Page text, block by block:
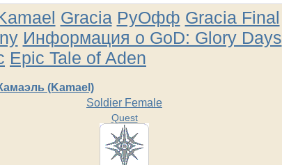
Gracia РуОфф Gracia Final
Информация о GoD: Glory Days
Epic Tale of Aden
(Kamael)
Soldier Female
Quest